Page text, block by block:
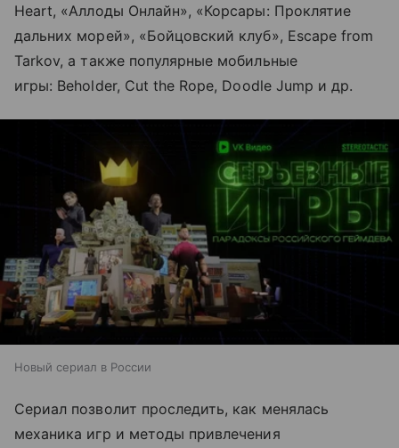
Heart, «Аллоды Онлайн», «Корсары: Проклятие
дальних морей», «Бойцовский клуб», Escape from
Tarkov, а также популярные мобильные
игры: Beholder, Cut the Rope, Doodle Jump и др.
Новый сериал в России
Сериал позволит проследить, как менялась
механика игр и методы привлечения